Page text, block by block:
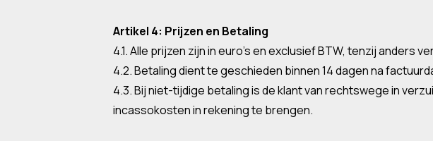
Artikel 4: Prijzen en Betaling
4.1. Alle prijzen zijn in euro’s en exclusief BTW, tenzij anders
4.2. Betaling dient te geschieden binnen 14 dagen na
4.3. Bij niet-tijdige betaling is de klant van rechtswege in
incassokosten in rekening te brengen.